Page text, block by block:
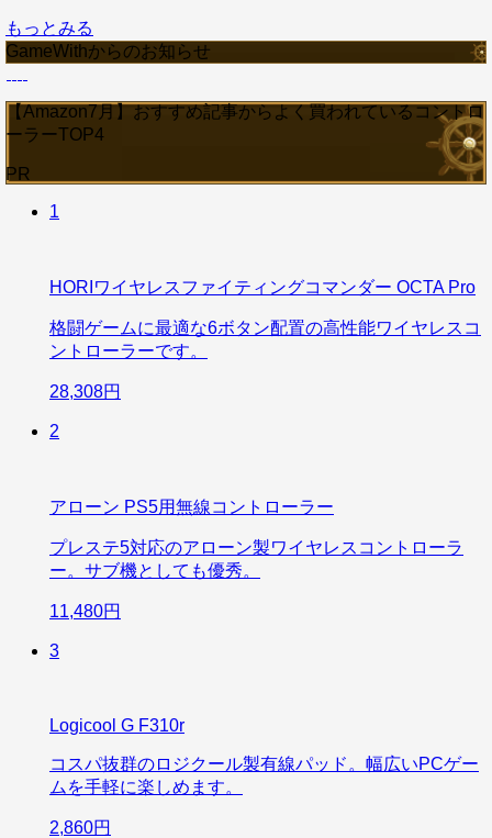
もっとみる
GameWithからのお知らせ
【Amazon7月】おすすめ記事からよく買われているコントロ
ーラーTOP4
PR
1
HORIワイヤレスファイティングコマンダー OCTA Pro
格闘ゲームに最適な6ボタン配置の高性能ワイヤレスコ
ントローラーです。
28,308円
2
アローン PS5用無線コントローラー
プレステ5対応のアローン製ワイヤレスコントローラ
ー。サブ機としても優秀。
11,480円
3
Logicool G F310r
コスパ抜群のロジクール製有線パッド。幅広いPCゲー
ムを手軽に楽しめます。
2,860円